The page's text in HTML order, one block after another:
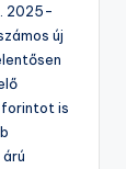
2025-
új
forintot is